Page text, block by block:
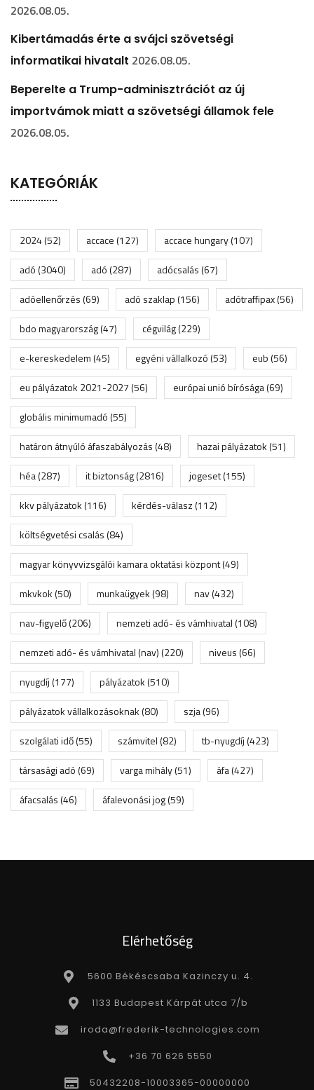
2026.08.05.
Kibertámadás érte a svájci szövetségi
informatikai hivatalt 2026.08.05.
Beperelte a Trump-adminisztrációt az új
importvámok miatt a szövetségi államok fele
2026.08.05.
KATEGÓRIÁK
2024(52) accace(127) accace hungary(107)
adó(3040) adó(287) adócsalás(67)
adóellenőrzés(69) adó szaklap(156) adótraffipax(56)
bdo magyarország(47) cégvilág(229)
e-kereskedelem(45) egyéni vállalkozó(53) eub(56)
eu pályázatok 2021-2027(56) európai unió bírósága(69)
globális minimumadó(55)
határon átnyúló áfaszabályozás(48) hazai pályázatok(51)
héa(287) it biztonság(2816) jogeset(155)
kkv pályázatok(116) kérdés-válasz(112)
költségvetési csalás(84)
magyar könyvvizsgálói kamara oktatási központ(49)
mkvkok(50) munkaügyek(98) nav(432)
nav-figyelő(206) nemzeti adó- és vámhivatal(108)
nemzeti adó- és vámhivatal (nav)(220) niveus(66)
nyugdíj(177) pályázatok(510)
pályázatok vállalkozásoknak(80) szja(96)
szolgálati idő(55) számvitel(82) tb-nyugdíj(423)
társasági adó(69) varga mihály(51) áfa(427)
áfacsalás(46) áfalevonási jog(59)
Elérhetőség
5600 Békéscsaba Kazinczy u. 4.
1133 Budapest Kárpát utca 7/b
iroda@frederik-technologies.com
+36 70 626 5550
50432208-10003365-00000000